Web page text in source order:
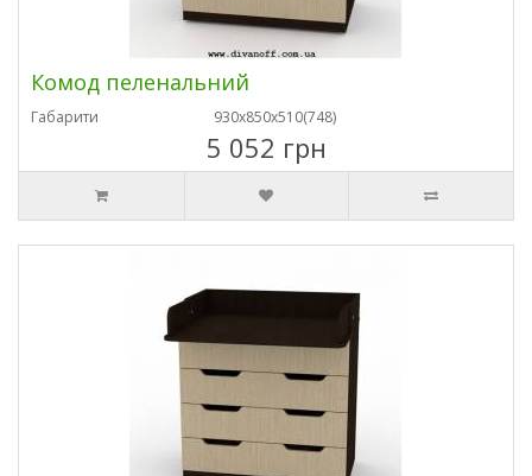
Комод пеленальний
Габарити 930х850х510(748)
5 052 грн